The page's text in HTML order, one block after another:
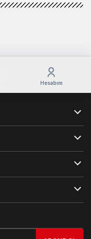
Hesabım